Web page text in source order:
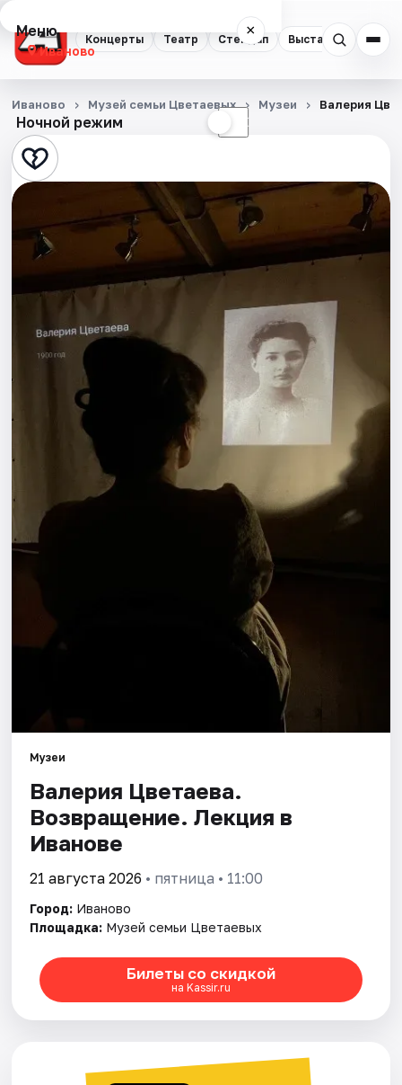
Концерты Театр Стендап Выставки Спорт
Меню ×
Иваново
Концерты
Театр
Стендап
Выставки
Спорт
События
Площадки
Ночной режим ☾
Иваново Музей семьи Цветаевых Музеи Валерия
Музеи
Валерия Цветаева.
Возвращение. Лекция в
Иванове
21 августа 2026 • пятница • 11:00
Город: Иваново
Площадка: Музей семьи Цветаевых
Билеты со скидкой
на Kassir.ru